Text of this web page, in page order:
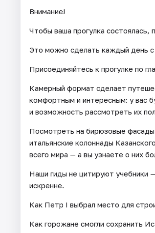
Внимание!
Чтобы ваша прогулка состоялась,
Это можно сделать каждый день c
Присоединяйтесь к прогулке по
Камерный формат сделает
комфортным и интересным: у вас
и возможность рассмотреть их
Посмотреть на бирюзовые фасады
итальянские колоннады
всего мира — а вы узнаете о них
Наши гиды не цитируют учебники
искренне.
Как Петр I выбрал место для
Как горожане смогли сохранить